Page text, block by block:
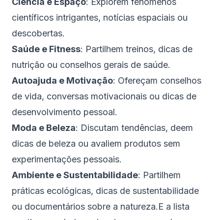
científicos intrigantes, notícias espaciais ou
descobertas.
Saúde e Fitness: Partilhem treinos, dicas de
nutrição ou conselhos gerais de saúde.
Autoajuda e Motivação: Ofereçam conselhos
de vida, conversas motivacionais ou dicas de
desenvolvimento pessoal.
Moda e Beleza: Discutam tendências, deem
dicas de beleza ou avaliem produtos sem
experimentações pessoais.
Ambiente e Sustentabilidade: Partilhem
práticas ecológicas, dicas de sustentabilidade
ou documentários sobre a natureza.E a lista